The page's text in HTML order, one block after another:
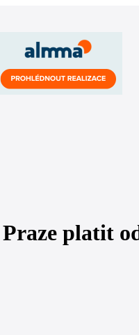
Praze platit